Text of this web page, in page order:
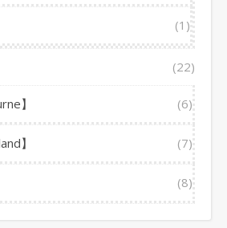
(1)
(22)
】 (6)
】 (7)
(8)